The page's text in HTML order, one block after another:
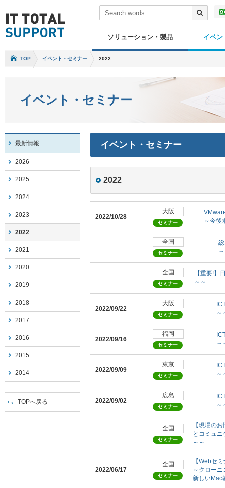
ソリューション・製品 イベン
TOP イベント・セミナー 2022
イベント・セミナー
イベント・セミナー
2022
2022/10/28
大阪
セミナー
～今後
全国
セミナー
全国
セミナー
【重要!】
～～
2022/09/22
大阪
セミナー
～
2022/09/16
福岡
セミナー
～
2022/09/09
東京
セミナー
～
2022/09/02
広島
セミナー
～
全国
セミナー
【現場の
とコミュ
～～
2022/06/17
全国
セミナー
【Webセ
～クロー
新しいMac
最新情報
2026
2025
2024
2023
2022
2021
2020
2019
2018
2017
2016
2015
2014
TOPへ戻る